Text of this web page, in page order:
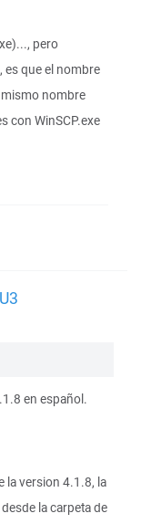
pero
es que el nombre
nombre
con WinSCP.exe
en español.
la version 4.1.8, la
la carpeta de